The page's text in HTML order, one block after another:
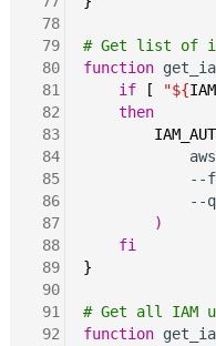
78
79
80
81
82
83
84
85
86
87
88
89
90
91
92
# Get list of
function
if
[ "${
then
--
--
)
fi
}
# Get all IAM
function